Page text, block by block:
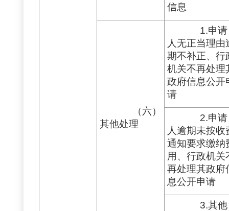
信息
（六）
其他处理
1.申请
人无正当理由
期不补正、行
机关不再处理
政府信息公开
请
2.申请
人逾期未按收
通知要求缴纳
用、行政机关
再处理其政府
息公开申请
3.其他